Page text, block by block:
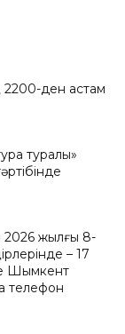
ден астам
туралы»
2026 жылғы 8-
– 17
Шымкент
телефон